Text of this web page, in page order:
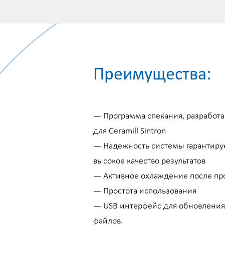
Преимущества:
— Программа спекания,
для Ceramill Sintron
— Надежность системы
высокое качество результатов
— Активное охлаждение после
— Простота использования
— USB интерфейс для
файлов.